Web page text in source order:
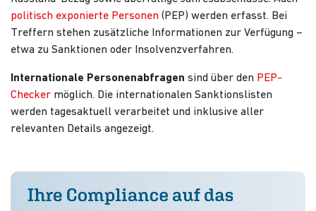
politisch exponierte Personen (PEP) werden erfasst. Bei
Treffern stehen zusätzliche Informationen zur Verfügung –
etwa zu Sanktionen oder Insolvenzverfahren.
Internationale Personenabfragen sind über den PEP-
Checker möglich. Die internationalen Sanktionslisten
werden tagesaktuell verarbeitet und inklusive aller
relevanten Details angezeigt.